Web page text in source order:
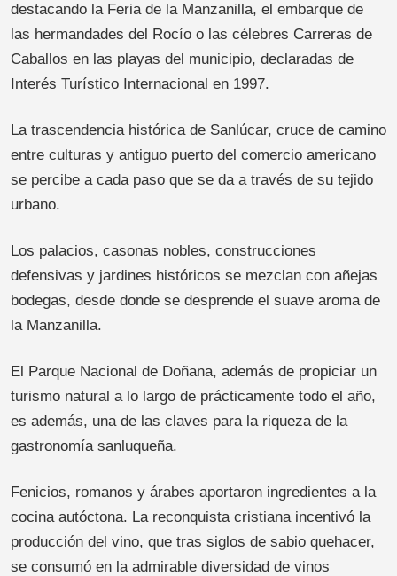
destacando la Feria de la Manzanilla, el embarque de
las hermandades del Rocío o las célebres Carreras de
Caballos en las playas del municipio, declaradas de
Interés Turístico Internacional en 1997.
La trascendencia histórica de Sanlúcar, cruce de camino
entre culturas y antiguo puerto del comercio americano
se percibe a cada paso que se da a través de su tejido
urbano.
Los palacios, casonas nobles, construcciones
defensivas y jardines históricos se mezclan con añejas
bodegas, desde donde se desprende el suave aroma de
la Manzanilla.
El Parque Nacional de Doñana, además de propiciar un
turismo natural a lo largo de prácticamente todo el año,
es además, una de las claves para la riqueza de la
gastronomía sanluqueña.
Fenicios, romanos y árabes aportaron ingredientes a la
cocina autóctona. La reconquista cristiana incentivó la
producción del vino, que tras siglos de sabio quehacer,
se consumó en la admirable diversidad de vinos